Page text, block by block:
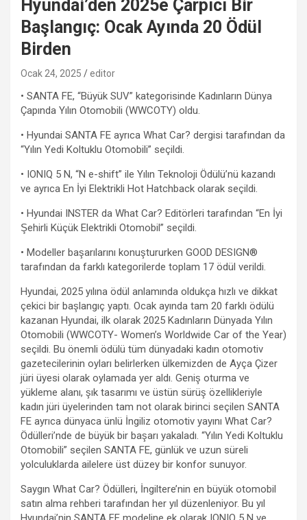
Hyundai’den 2025e Çarpıcı Bir
Başlangıç: Ocak Ayında 20 Ödül
Birden
Ocak 24, 2025 editor
• SANTA FE, “Büyük SUV” kategorisinde Kadınların Dünya
Çapında Yılın Otomobili (WWCOTY) oldu.
• Hyundai SANTA FE ayrıca What Car? dergisi tarafından da
“Yılın Yedi Koltuklu Otomobili” seçildi.
• IONIQ 5 N, “N e-shift” ile Yılın Teknoloji Ödülü’nü kazandı
ve ayrıca En İyi Elektrikli Hot Hatchback olarak seçildi.
• Hyundai INSTER da What Car? Editörleri tarafından “En İyi
Şehirli Küçük Elektrikli Otomobil” seçildi.
• Modeller başarılarını konuştururken GOOD DESIGN®
tarafından da farklı kategorilerde toplam 17 ödül verildi.
Hyundai, 2025 yılına ödül anlamında oldukça hızlı ve dikkat
çekici bir başlangıç yaptı. Ocak ayında tam 20 farklı ödülü
kazanan Hyundai, ilk olarak 2025 Kadınların Dünyada Yılın
Otomobili (WWCOTY- Women’s Worldwide Car of the Year)
seçildi. Bu önemli ödülü tüm dünyadaki kadın otomotiv
gazetecilerinin oyları belirlerken ülkemizden de Ayça Çizer
jüri üyesi olarak oylamada yer aldı. Geniş oturma ve
yükleme alanı, şık tasarımı ve üstün sürüş özellikleriyle
kadın jüri üyelerinden tam not olarak birinci seçilen SANTA
FE ayrıca dünyaca ünlü İngiliz otomotiv yayını What Car?
Ödülleri’nde de büyük bir başarı yakaladı. “Yılın Yedi Koltuklu
Otomobili” seçilen SANTA FE, günlük ve uzun süreli
yolculuklarda ailelere üst düzey bir konfor sunuyor.
Saygın What Car? Ödülleri, İngiltere’nin en büyük otomobil
satın alma rehberi tarafından her yıl düzenleniyor. Bu yıl